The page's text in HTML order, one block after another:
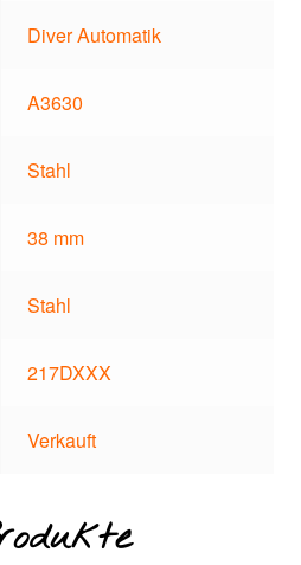
Diver Automatik
A3630
Stahl
38 mm
Stahl
217DXXX
Verkauft